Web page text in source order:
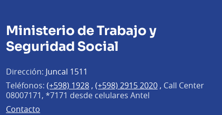
Ministerio de Trabajo y
Seguridad Social
Dirección: Juncal 1511
Teléfonos: (+598) 1928 , (+598) 2915 2020 , Call Center
08007171, *7171 desde celulares Antel
Contacto